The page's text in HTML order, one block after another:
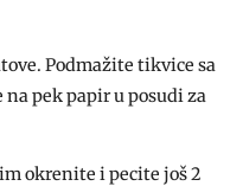
Podmažite tikvice sa
pek papir u posudi za
okrenite i pecite još 2